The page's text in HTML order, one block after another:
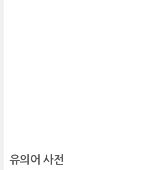
유의어 사전